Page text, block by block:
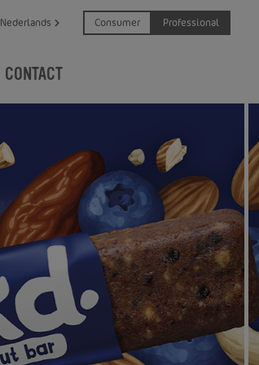
Nederlands Professional
Consumer
CONTACT